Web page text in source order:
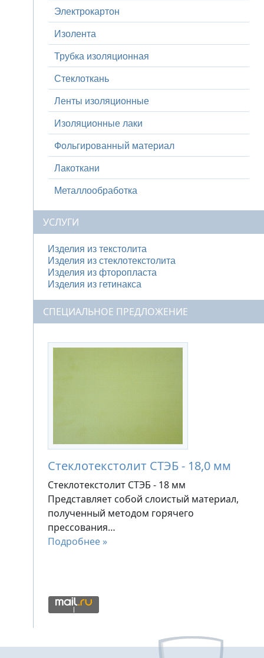
Электрокартон
Изолента
Трубка изоляционная
Стеклоткань
Ленты изоляционные
Изоляционные лаки
Фольгированный материал
Лакоткани
Металлообработка
УСЛУГИ
Изделия из текстолита
Изделия из стеклотекстолита
Изделия из фторопласта
Изделия из гетинакса
СПЕЦИАЛЬНОЕ ПРЕДЛОЖЕНИЕ
Стеклотекстолит СТЭБ - 18,0 мм
Стеклотекстолит СТЭБ - 18 мм
Представляет собой слоистый материал,
полученный методом горячего
прессования…
Подробнее »